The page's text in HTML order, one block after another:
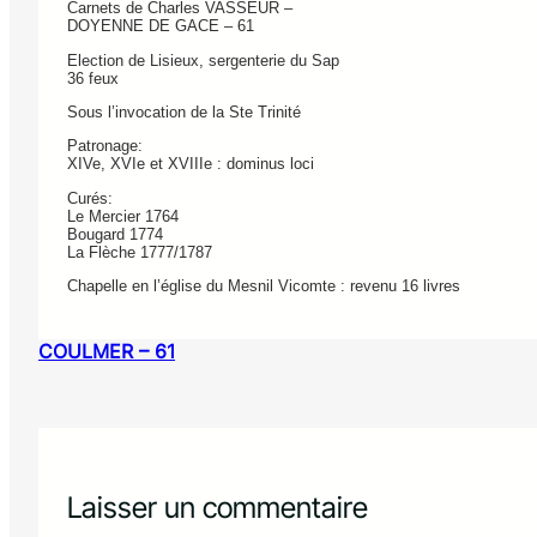
Carnets de Charles VASSEUR –
DOYENNE DE GACE – 61
Election de Lisieux, sergenterie du Sap
36 feux
Sous l’invocation de la Ste Trinité
Patronage:
XIVe, XVIe et XVIIIe : dominus loci
Curés:
Le Mercier 1764
Bougard 1774
La Flèche 1777/1787
Chapelle en l’église du Mesnil Vicomte : revenu 16 livres
COULMER – 61
Laisser un commentaire